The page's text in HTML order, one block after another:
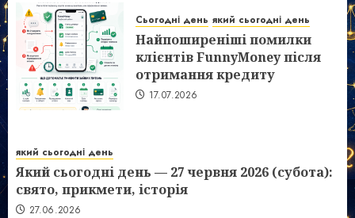
Сьогодні день який сьогодні день
Найпоширеніші помилки
клієнтів FunnyMoney після
отримання кредиту
17.07.2026
який сьогодні день
Який сьогодні день — 27 червня 2026 (субота):
свято, прикмети, історія
27.06.2026